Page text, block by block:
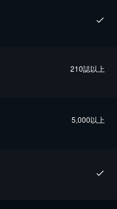
210誌以上
5,000以上